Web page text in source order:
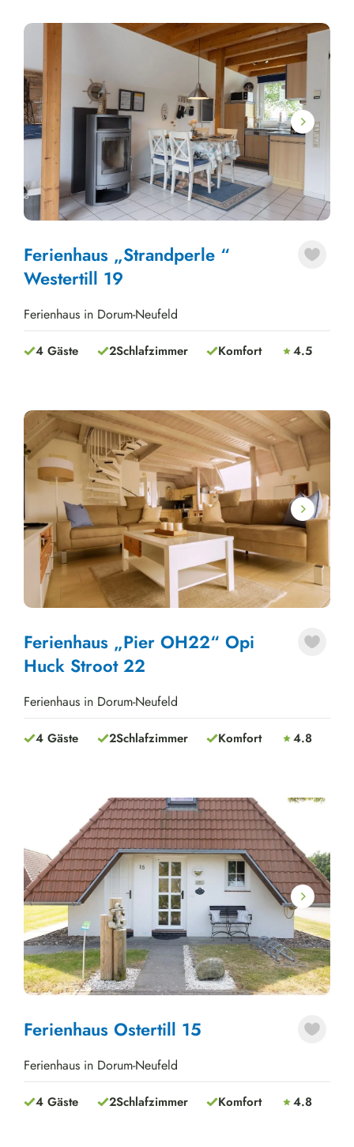
Next
Ferienhaus „Strandperle “
Westertill 19
Ferienhaus in Dorum-Neufeld
4 Gäste 2Schlafzimmer Komfort 4.5
Next
Ferienhaus „Pier OH22“ Opi
Huck Stroot 22
Ferienhaus in Dorum-Neufeld
4 Gäste 2Schlafzimmer Komfort 4.8
Next
Ferienhaus Ostertill 15
Ferienhaus in Dorum-Neufeld
4 Gäste 2Schlafzimmer Komfort 4.8